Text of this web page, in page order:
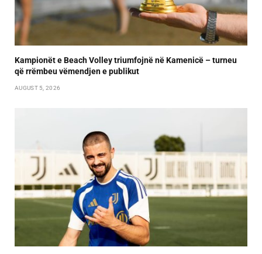
Kampionët e Beach Volley triumfojnë në Kamenicë – turneu
që rrëmbeu vëmendjen e publikut
AUGUST 5, 2026